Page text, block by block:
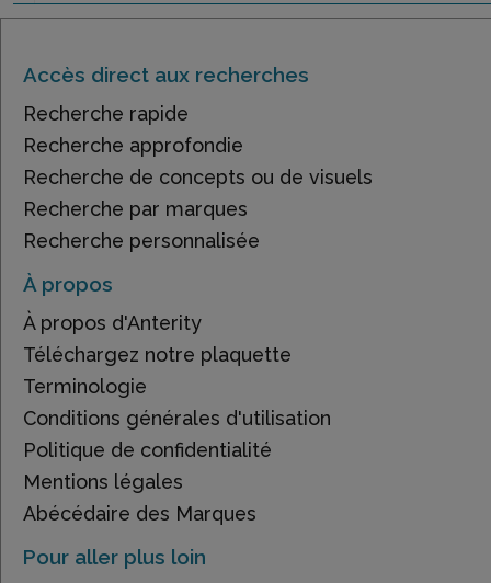
Accès direct aux recherches
Recherche rapide
Recherche approfondie
Recherche de concepts ou de visuels
Recherche par marques
Recherche personnalisée
À propos
À propos d'Anterity
Téléchargez notre plaquette
Terminologie
Conditions générales d'utilisation
Politique de confidentialité
Mentions légales
Abécédaire des Marques
Pour aller plus loin